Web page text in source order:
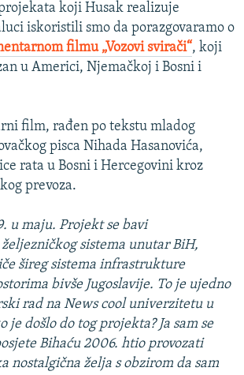
koji Husak realizuje
iskoristili smo da porazgovaramo o
filmu „Vozovi svirači“, koji
u Americi, Njemačkoj i Bosni i
film, rađen po tekstu mladog
pisca Nihada Hasanovića,
rata u Bosni i Hercegovini kroz
prevoza.
u maju. Projekt se bavi
sistema unutar BiH,
šireg sistema infrastrukture
bivše Jugoslavije. To je ujedno
rad na News cool univerzitetu u
je došlo do tog projekta? Ja sam se
Bihaću 2006. htio provozati
nostalgična želja s obzirom da sam